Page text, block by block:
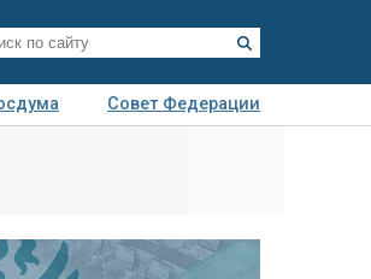
Совет Федерации